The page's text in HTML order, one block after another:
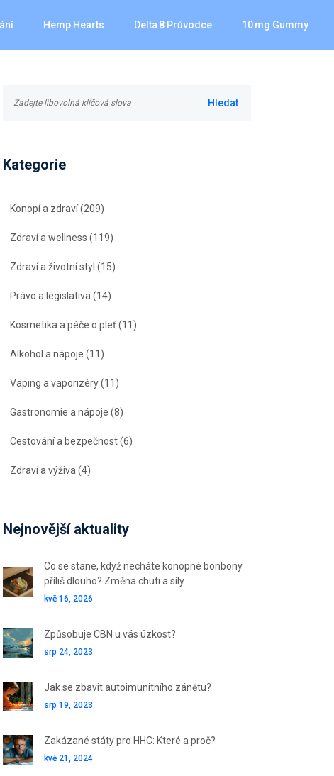
Hemp Hearts Delta 8 Průvodce 10 Mg Gummy
Kategorie
Konopí a zdraví(209)
Zdraví a wellness (119)
Zdraví a životní styl (15)
Právo a legislativa (14)
Kosmetika a péče o pleť(11)
Alkohol a nápoje (11)
Vaping a vaporizéry(11)
Gastronomie a nápoje (8)
Cestování a bezpečnost(6)
Zdraví a výživa (4)
Nejnovější aktuality
Co se stane, když necháte konopné bonbony
příliš dlouho? Změna chuti a síly
kvě 16, 2026
Způsobuje CBN u vás úzkost?
srp 24, 2023
Jak se zbavit autoimunitního zánětu?
srp 19, 2023
Zakázané státy pro HHC: Které a proč?
kvě 21, 2024